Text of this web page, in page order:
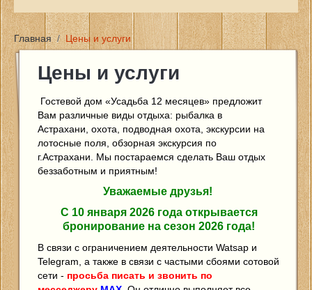
Цены и услуги
Новости
Фото
Контакты
Отзывы
Главная / Цены и услуги
Цены и услуги
Гостевой дом «Усадьба 12 месяцев» предложит
Вам различные виды отдыха: рыбалка в
Астрахани, охота, подводная охота, экскурсии на
лотосные поля, обзорная экскурсия по
г.Астрахани. Мы постараемся сделать Ваш отдых
беззаботным и приятным!
Уважаемые друзья!
С 10 января 2026 года открывается
бронирование на сезон 2026 года!
В связи с ограничением деятельности Watsap и
Telegram, а также в связи с частыми сбоями сотовой
сети - просьба писать и звонить по